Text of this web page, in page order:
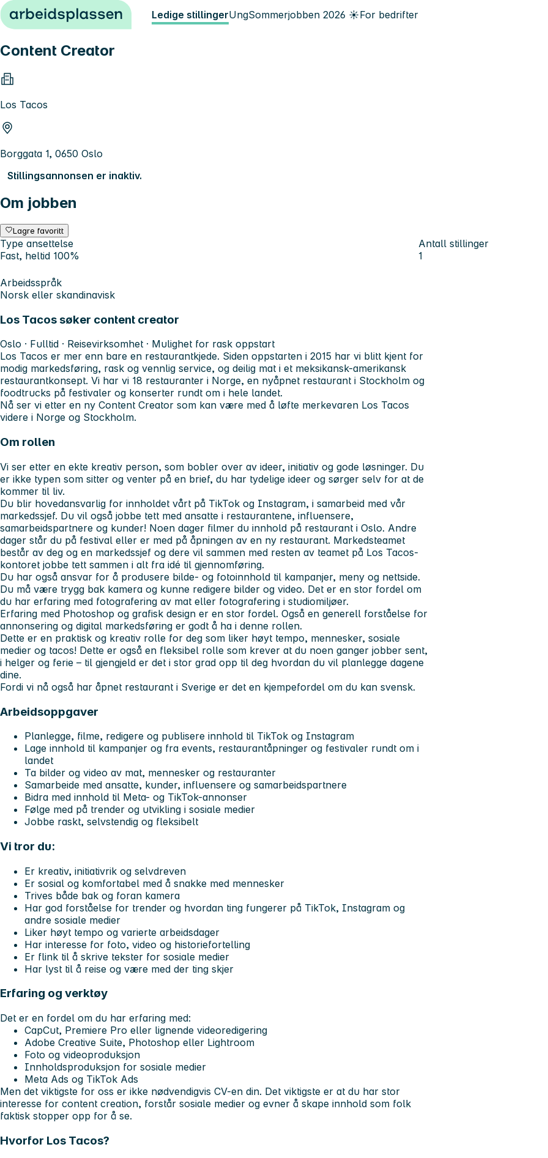
Hopp til innhold Ledige stillingerUngSommerjobben 2026 ☀️For bedrifter
Content Creator
Los Tacos
Borggata 1, 0650 Oslo
Stillingsannonsen er inaktiv.
Om jobben
Lagre favoritt
Type ansettelse
Fast, heltid 100%
Antall stillinger
1
Arbeidsspråk
Norsk eller skandinavisk
Los Tacos søker content creator
Oslo · Fulltid · Reisevirksomhet · Mulighet for rask oppstart
Los Tacos er mer enn bare en restaurantkjede. Siden oppstarten i 2015 har vi blitt kjent for
modig markedsføring, rask og vennlig service, og deilig mat i et meksikansk-amerikansk
restaurantkonsept. Vi har vi 18 restauranter i Norge, en nyåpnet restaurant i Stockholm og
foodtrucks på festivaler og konserter rundt om i hele landet.
Nå ser vi etter en ny Content Creator som kan være med å løfte merkevaren Los Tacos
videre i Norge og Stockholm.
Om rollen
Vi ser etter en ekte kreativ person, som bobler over av ideer, initiativ og gode løsninger. Du
er ikke typen som sitter og venter på en brief, du har tydelige ideer og sørger selv for at de
kommer til liv.
Du blir hovedansvarlig for innholdet vårt på TikTok og Instagram, i samarbeid med vår
markedssjef. Du vil også jobbe tett med ansatte i restaurantene, influensere,
samarbeidspartnere og kunder! Noen dager filmer du innhold på restaurant i Oslo. Andre
dager står du på festival eller er med på åpningen av en ny restaurant. Markedsteamet
består av deg og en markedssjef og dere vil sammen med resten av teamet på Los Tacos-
kontoret jobbe tett sammen i alt fra idé til gjennomføring.
Du har også ansvar for å produsere bilde- og fotoinnhold til kampanjer, meny og nettside.
Du må være trygg bak kamera og kunne redigere bilder og video. Det er en stor fordel om
du har erfaring med fotografering av mat eller fotografering i studiomiljøer.
Erfaring med Photoshop og grafisk design er en stor fordel. Også en generell forståelse for
annonsering og digital markedsføring er godt å ha i denne rollen.
Dette er en praktisk og kreativ rolle for deg som liker høyt tempo, mennesker, sosiale
medier og tacos! Dette er også en fleksibel rolle som krever at du noen ganger jobber sent,
i helger og ferie – til gjengjeld er det i stor grad opp til deg hvordan du vil planlegge dagene
dine.
Fordi vi nå også har åpnet restaurant i Sverige er det en kjempefordel om du kan svensk.
Arbeidsoppgaver
Planlegge, filme, redigere og publisere innhold til TikTok og Instagram
Lage innhold til kampanjer og fra events, restaurantåpninger og festivaler rundt om i
landet
Ta bilder og video av mat, mennesker og restauranter
Samarbeide med ansatte, kunder, influensere og samarbeidspartnere
Bidra med innhold til Meta- og TikTok-annonser
Følge med på trender og utvikling i sosiale medier
Jobbe raskt, selvstendig og fleksibelt
Vi tror du:
Er kreativ, initiativrik og selvdreven
Er sosial og komfortabel med å snakke med mennesker
Trives både bak og foran kamera
Har god forståelse for trender og hvordan ting fungerer på TikTok, Instagram og
andre sosiale medier
Liker høyt tempo og varierte arbeidsdager
Har interesse for foto, video og historiefortelling
Er flink til å skrive tekster for sosiale medier
Har lyst til å reise og være med der ting skjer
Erfaring og verktøy
Det er en fordel om du har erfaring med:
CapCut, Premiere Pro eller lignende videoredigering
Adobe Creative Suite, Photoshop eller Lightroom
Foto og videoproduksjon
Innholdsproduksjon for sosiale medier
Meta Ads og TikTok Ads
Men det viktigste for oss er ikke nødvendigvis CV-en din. Det viktigste er at du har stor
interesse for content creation, forstår sosiale medier og evner å skape innhold som folk
faktisk stopper opp for å se.
Hvorfor Los Tacos?